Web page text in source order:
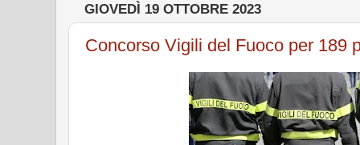
GIOVEDÌ 19 OTTOBRE 2023
Concorso Vigili del Fuoco per 189